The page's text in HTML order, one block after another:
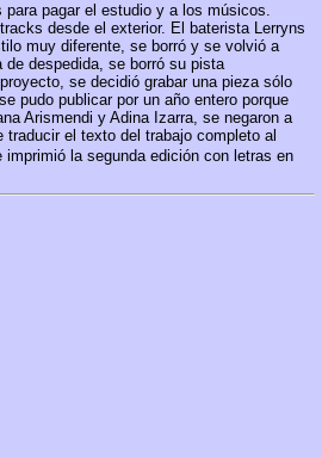
pagar el estudio y a los músicos.
desde el exterior. El baterista Lerryns
muy diferente, se borró y se volvió a
despedida, se borró su pista
se decidió grabar una pieza sólo
pudo publicar por un año entero porque
Arismendi y Adina Izarra, se negaron a
el texto del trabajo completo al
la segunda edición con letras en